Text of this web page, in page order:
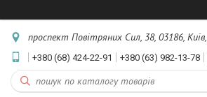
проспект Повітряних Сил, 38, 03186,
+380 (68) 424-22-91 +380 (63) 982-13-78